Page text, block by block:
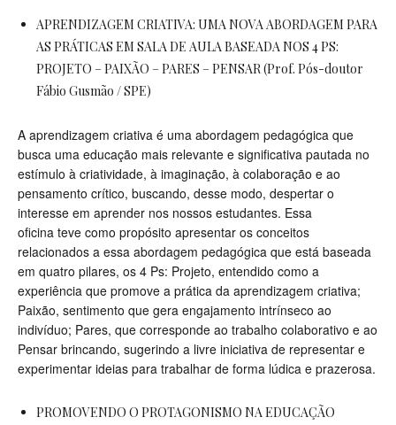
APRENDIZAGEM CRIATIVA: UMA NOVA ABORDAGEM PARA
AS PRÁTICAS EM SALA DE AULA BASEADA NOS 4 PS:
PROJETO – PAIXÃO – PARES – PENSAR (Prof. Pós-doutor
Fábio Gusmão / SPE)
A aprendizagem criativa é uma abordagem pedagógica que
busca uma educação mais relevante e significativa pautada no
estímulo à criatividade, à imaginação, à colaboração e ao
pensamento crítico, buscando, desse modo, despertar o
interesse em aprender nos nossos estudantes. Essa
oficina teve como propósito apresentar os conceitos
relacionados a essa abordagem pedagógica que está baseada
em quatro pilares, os 4 Ps: Projeto, entendido como a
experiência que promove a prática da aprendizagem criativa;
Paixão, sentimento que gera engajamento intrínseco ao
indivíduo; Pares, que corresponde ao trabalho colaborativo e ao
Pensar brincando, sugerindo a livre iniciativa de representar e
experimentar ideias para trabalhar de forma lúdica e prazerosa.
PROMOVENDO O PROTAGONISMO NA EDUCAÇÃO